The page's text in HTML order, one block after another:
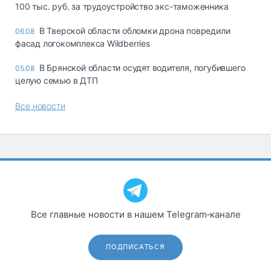
100 тыс. руб. за трудоустройство экс-таможенника
06.08 В Тверской области обломки дрона повредили
фасад логокомплекса Wildberries
05.08 В Брянской области осудят водителя, погубившего
целую семью в ДТП
Все новости
Все главные новости в нашем Telegram‑канале
ПОДПИСАТЬСЯ